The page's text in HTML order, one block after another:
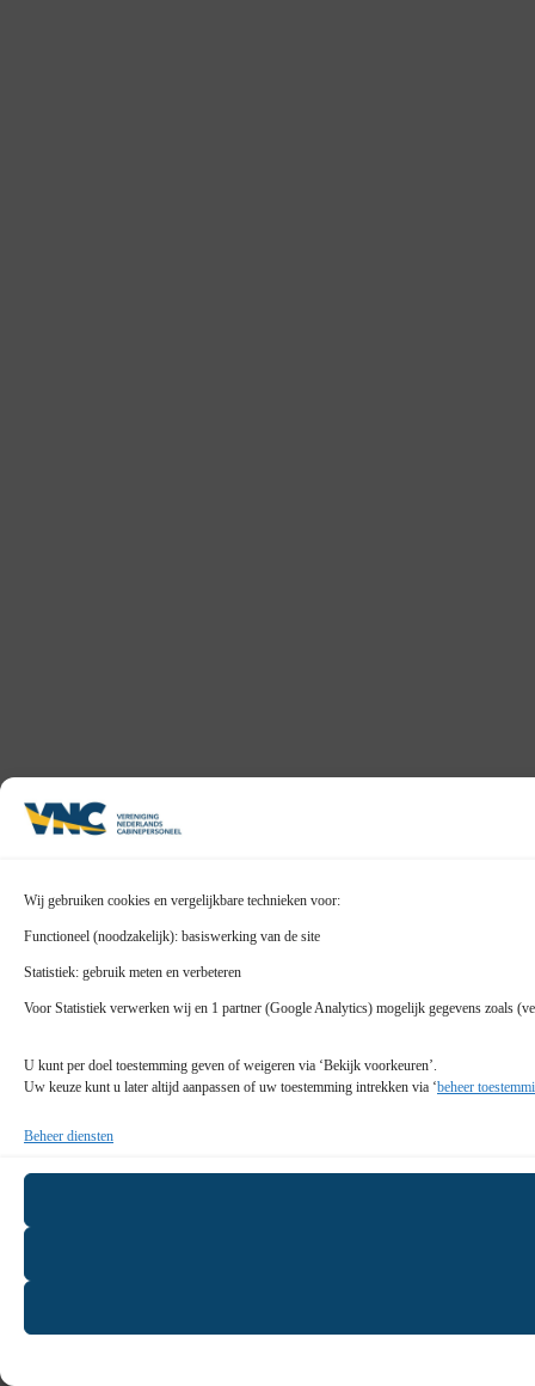
Wij gebruiken cookies en vergelijkbare technieken voor:
Functioneel (noodzakelijk): basiswerking van de site
Statistiek: gebruik meten en verbeteren
Voor Statistiek verwerken wij en 1 partner (Google Analytics) mogelijk gegevens zoals
U kunt per doel toestemming geven of weigeren via ‘Bekijk voorkeuren’.
Uw keuze kunt u later altijd aanpassen of uw toestemming intrekken via ‘beheer
Beheer diensten